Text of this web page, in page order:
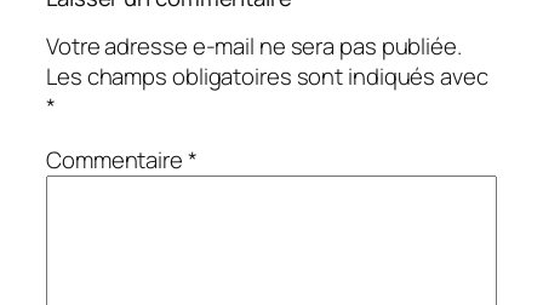
Votre adresse e-mail ne sera pas publiée.
Les champs obligatoires sont indiqués avec
*
Commentaire*